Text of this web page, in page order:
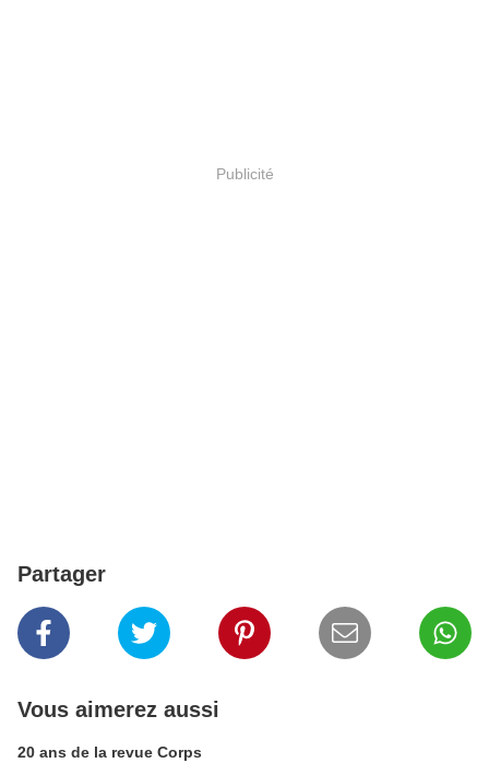
Publicité
Partager
Vous aimerez aussi
20 ans de la revue Corps